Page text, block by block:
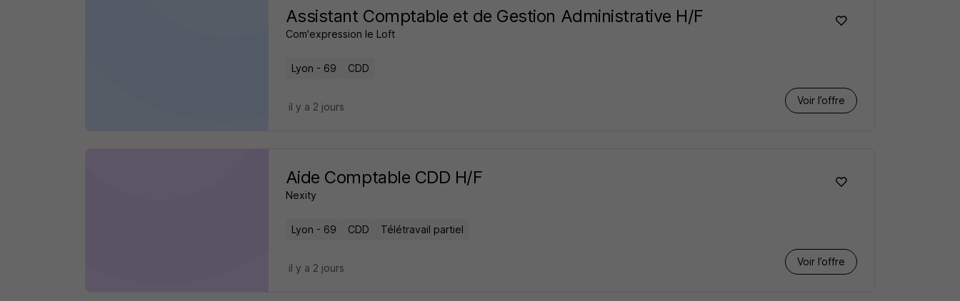
Assistant Comptable et de Gestion Administrative H/F
Com'expression le Loft
Lyon - 69 CDD
Voir l’offre
il y a 2 jours
Aide Comptable CDD H/F
Nexity
Lyon - 69 CDD Télétravail partiel
Voir l’offre
il y a 2 jours